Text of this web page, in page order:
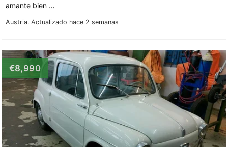
Austria. Actualizado hace 2 semanas
amante bien …
€8,990